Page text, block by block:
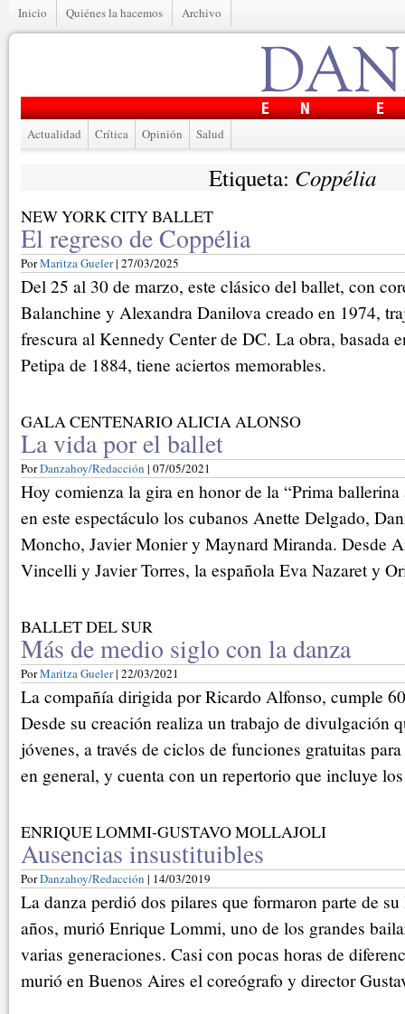
Inicio Quiénes la hacemos Archivo
Actualidad Crítica Opinión Salud
Etiqueta: Coppélia
NEW YORK CITY BALLET
El regreso de Coppélia
PorMaritza Gueler| 27/03/2025
Del 25 al 30 de marzo, este clásico del ballet, con
Balanchine y Alexandra Danilova creado en 1974,
frescura al Kennedy Center de DC. La obra, basada
Petipa de 1884, tiene aciertos memorables.
GALA CENTENARIO ALICIA ALONSO
La vida por el ballet
PorDanzahoy/Redacción | 07/05/2021
Hoy comienza la gira en honor de la “Prima
en este espectáculo los cubanos Anette Delgado,
Moncho, Javier Monier y Maynard Miranda. Desde
Vincelli y Javier Torres, la española Eva Nazaret y
BALLET DEL SUR
Más de medio siglo con la danza
PorMaritza Gueler| 22/03/2021
La compañía dirigida por Ricardo Alfonso, cumple
Desde su creación realiza un trabajo de divulgación
jóvenes, a través de ciclos de funciones gratuitas
en general, y cuenta con un repertorio que incluye
ENRIQUE LOMMI-GUSTAVO MOLLAJOLI
Ausencias insustituibles
PorDanzahoy/Redacción | 14/03/2019
La danza perdió dos pilares que formaron parte de
años, murió Enrique Lommi, uno de los grandes
varias generaciones. Casi con pocas horas de
murió en Buenos Aires el coreógrafo y director